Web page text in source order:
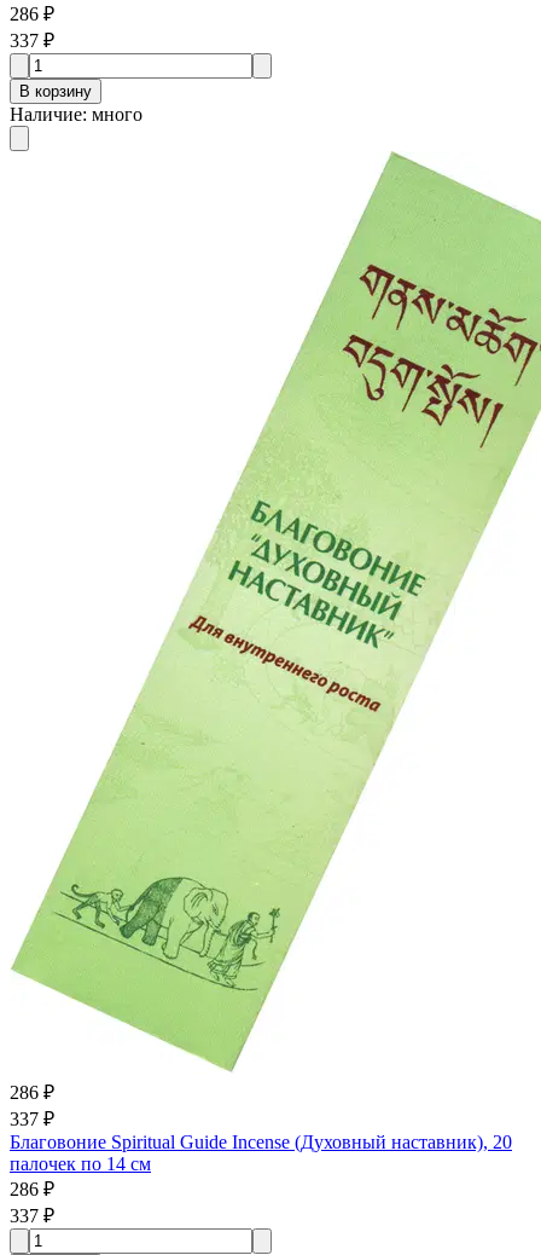
286 ₽
337 ₽
В корзину
Наличие: много
286 ₽
337 ₽
Благовоние Spiritual Guide Incense (Духовный наставник), 20
палочек по 14 см
286 ₽
337 ₽